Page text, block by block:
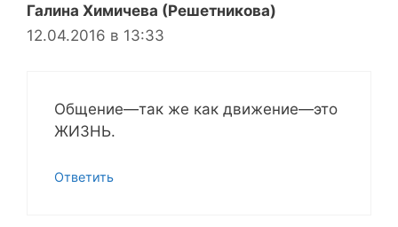
Галина Химичева (Решетникова)
12.04.2016 в 13:33
Общение—так же как движение—это
ЖИЗНЬ.
Ответить